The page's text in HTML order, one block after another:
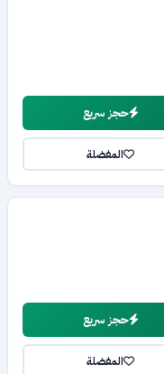
حجز سريع
المفضلة
حجز سريع
المفضلة